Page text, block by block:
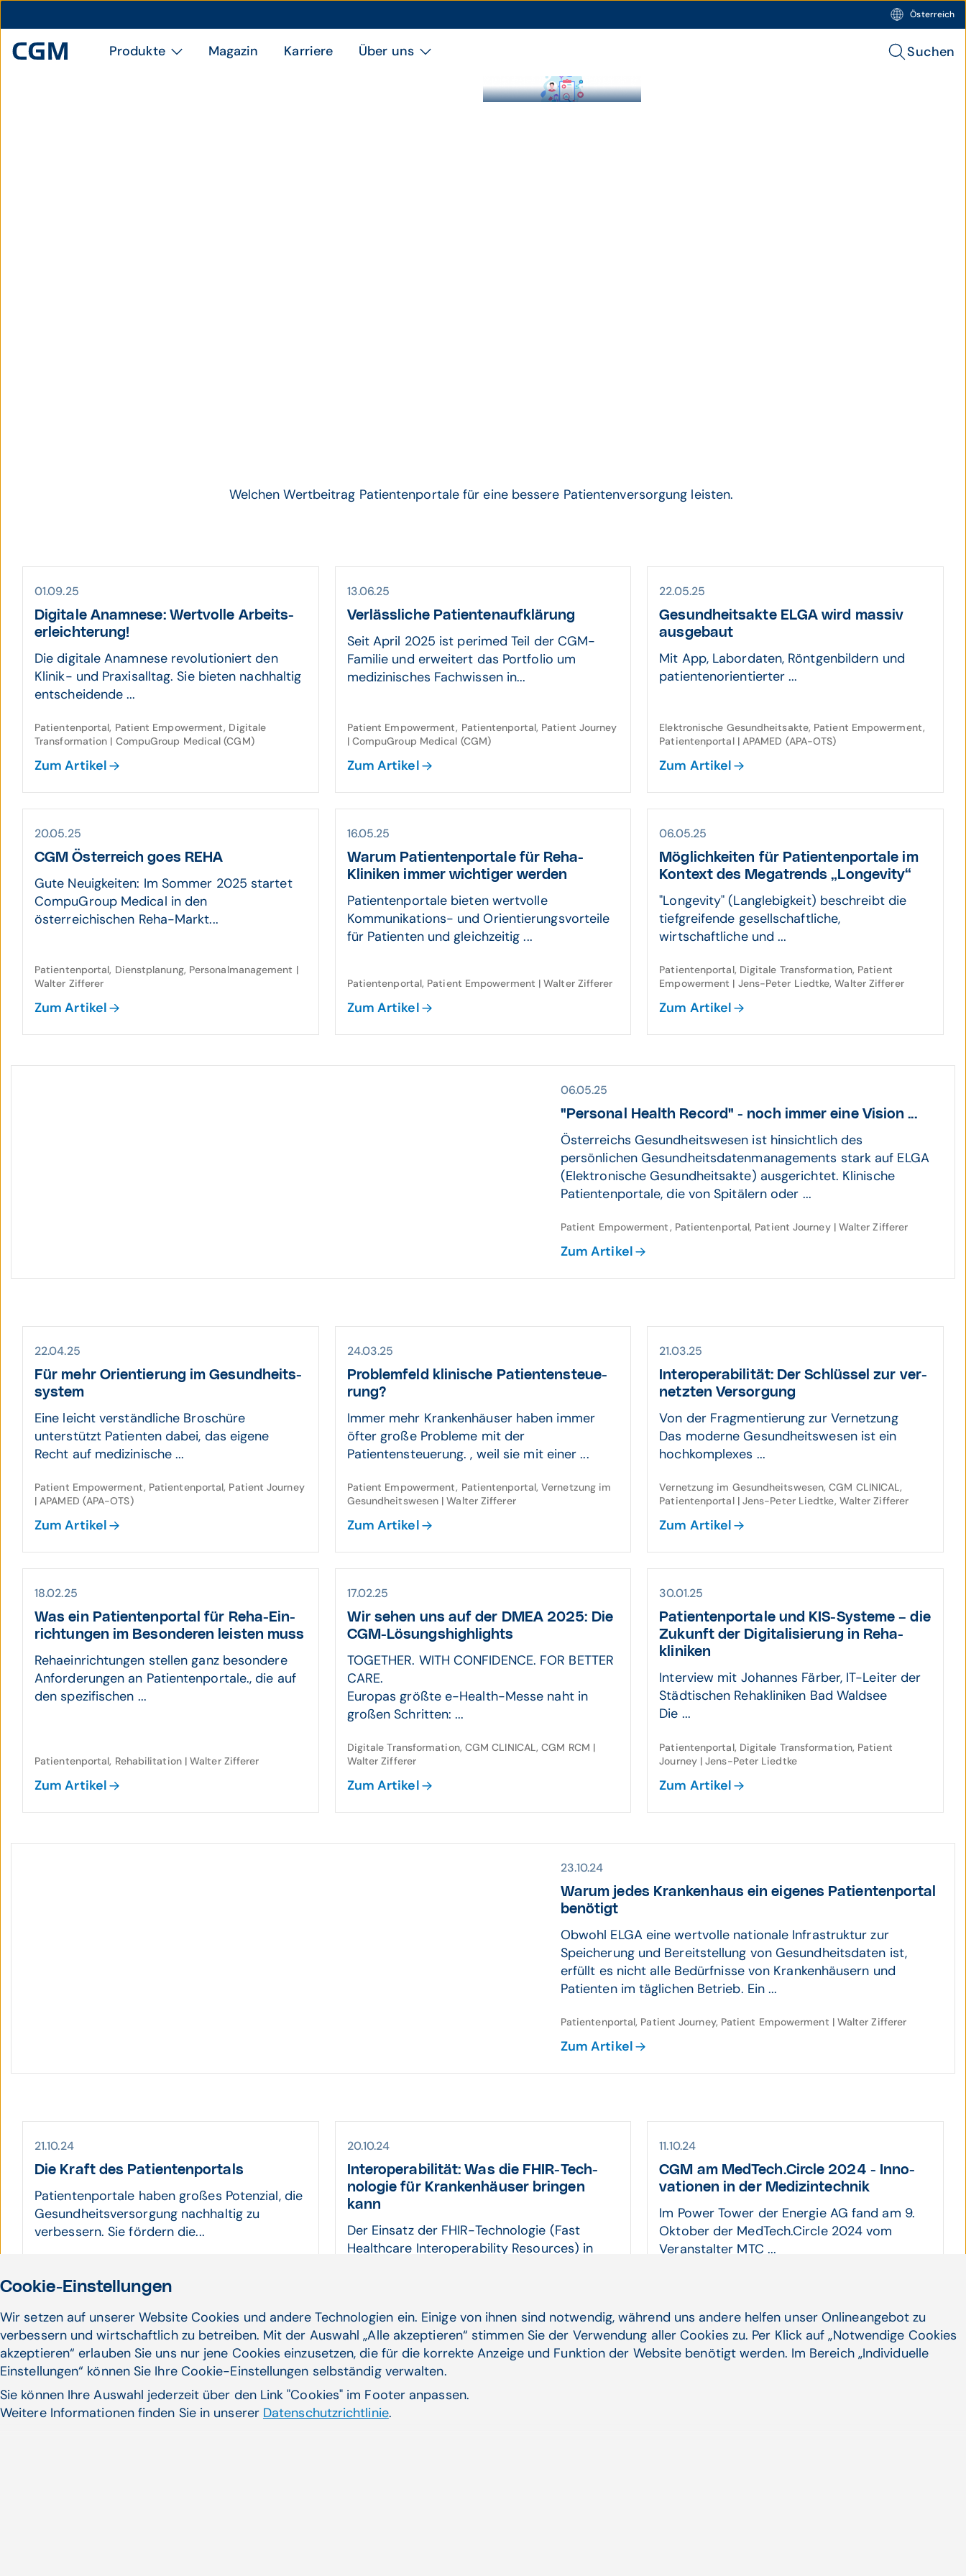
Österreich
Produkte Magazin Karriere Über uns Suchen
Symbolbild Patientenportal.
Welchen Wertbeitrag Patientenportale für eine bessere Patientenversorgung leisten.
01.09.25
Digitale Anamnese: Wert­volle Arbeits­
erleich­terung!
Die digitale Anamnese revolutioniert den
Klinik- und Praxisalltag. Sie bieten nachhaltig
entscheidende ...
Patientenportal, Patient Empowerment, Digitale
Transformation | CompuGroup Medical (CGM)
Zum Artikel
13.06.25
Verläss­liche Patienten­auf­klärung
Seit April 2025 ist perimed Teil der CGM-
Familie und erweitert das Portfolio um
medizinisches Fachwissen in...
Patient Empowerment, Patientenportal, Patient Journey
| CompuGroup Medical (CGM)
Zum Artikel
22.05.25
Gesund­heits­akte ELGA wird massiv
aus­ge­baut
Mit App, Labordaten, Röntgenbildern und
patientenorientierter ...
Elektronische Gesundheitsakte, Patient Empowerment,
Patientenportal | APAMED (APA-OTS)
Zum Artikel
20.05.25
CGM Österreich goes REHA
Gute Neuigkeiten: Im Sommer 2025 startet
CompuGroup Medical in den
österreichischen Reha-Markt...
Patientenportal, Dienstplanung, Personalmanagement |
Walter Zifferer
Zum Artikel
16.05.25
Warum Patienten­portale für Reha-
Kliniken immer wichtiger werden
Patientenportale bieten wertvolle
Kommunikations- und Orientierungsvorteile
für Patienten und gleichzeitig ...
Patientenportal, Patient Empowerment | Walter Zifferer
Zum Artikel
06.05.25
Mög­lich­keiten für Patienten­por­tale im
Kontext des Mega­trends „Long­evity“
"Longevity" (Langlebigkeit) beschreibt die
tiefgreifende gesellschaftliche,
wirtschaftliche und ...
Patientenportal, Digitale Transformation, Patient
Empowerment | Jens-Peter Liedtke, Walter Zifferer
Zum Artikel
06.05.25
"Personal Health Record" - noch immer eine Vision ...
Österreichs Gesundheitswesen ist hinsichtlich des
persönlichen Gesundheitsdatenmanagements stark auf ELGA
(Elektronische Gesundheitsakte) ausgerichtet. Klinische
Patientenportale, die von Spitälern oder ...
Patient Empowerment, Patientenportal, Patient Journey | Walter Zifferer
Zum Artikel
22.04.25
Für mehr Orien­tierung im Gesund­heits­
system
Eine leicht verständliche Broschüre
unterstützt Patienten dabei, das eigene
Recht auf medizinische ...
Patient Empowerment, Patientenportal, Patient Journey
| APAMED (APA-OTS)
Zum Artikel
24.03.25
Problem­feld klinische Patienten­steue­
rung?
Immer mehr Krankenhäuser haben immer
öfter große Probleme mit der
Patientensteuerung. , weil sie mit einer ...
Patient Empowerment, Patientenportal, Vernetzung im
Gesundheitswesen | Walter Zifferer
Zum Artikel
21.03.25
Inter­opera­bilität: Der Schlüssel zur ver­
netzten Ver­sorgung
Von der Fragmentierung zur Vernetzung
Das moderne Gesundheitswesen ist ein
hochkomplexes ...
Vernetzung im Gesundheitswesen, CGM CLINICAL,
Patientenportal | Jens-Peter Liedtke, Walter Zifferer
Zum Artikel
18.02.25
Was ein Patienten­portal für Reha-Ein­
richtungen im Besonderen leisten muss
Rehaeinrichtungen stellen ganz besondere
Anforderungen an Patientenportale., die auf
den spezifischen ...
Patientenportal, Rehabilitation | Walter Zifferer
Zum Artikel
17.02.25
Wir sehen uns auf der DMEA 2025: Die
CGM-Lösungs­high­lights
TOGETHER. WITH CONFIDENCE. FOR BETTER
CARE.
Europas größte e-Health-Messe naht in
großen Schritten: ...
Digitale Transformation, CGM CLINICAL, CGM RCM |
Walter Zifferer
Zum Artikel
30.01.25
Patienten­portale und KIS-Systeme – die
Zukunft der Digitali­sierung in Reha­
kliniken
Interview mit Johannes Färber, IT-Leiter der
Städtischen Rehakliniken Bad Waldsee
Die ...
Patientenportal, Digitale Transformation, Patient
Journey | Jens-Peter Liedtke
Zum Artikel
23.10.24
Warum jedes Kranken­haus ein eigenes Patienten­portal
benötigt
Obwohl ELGA eine wertvolle nationale Infrastruktur zur
Speicherung und Bereitstellung von Gesundheitsdaten ist,
erfüllt es nicht alle Bedürfnisse von Krankenhäusern und
Patienten im täglichen Betrieb. Ein ...
Patientenportal, Patient Journey, Patient Empowerment | Walter Zifferer
Zum Artikel
21.10.24
Die Kraft des Patienten­portals
Patientenportale haben großes Potenzial, die
Gesundheitsversorgung nachhaltig zu
verbessern. Sie fördern die...
Patientenportal, Patient Journey, Patient Empowerment
| Walter Zifferer
Zum Artikel
20.10.24
Inter­opera­bilität: Was die FHIR-Tech­
nologie für Kranken­häuser bringen
kann
Der Einsatz der FHIR-Technologie (Fast
Healthcare Interoperability Resources) in
Transformation, Integrierte Versorgung | Walter Zifferer
Zum Artikel
11.10.24
CGM am MedTech.Circle 2024 - Inno­
vationen in der Medizin­technik
Im Power Tower der Energie AG fand am 9.
Oktober der MedTech.Circle 2024 vom
Veranstalter MTC ...
Patient Empowerment | Walter Zifferer
Zum Artikel
02.08.24 24.07.24
Cookie-Einstellungen
Wir setzen auf unserer Website Cookies und andere Technologien ein. Einige von ihnen sind notwendig, während uns andere helfen unser Onlineangebot zu
verbessern und wirtschaftlich zu betreiben. Mit der Auswahl „Alle akzeptieren“ stimmen Sie der Verwendung aller Cookies zu. Per Klick auf „Notwendige Cookies
akzeptieren“ erlauben Sie uns nur jene Cookies einzusetzen, die für die korrekte Anzeige und Funktion der Website benötigt werden. Im Bereich „Individuelle
Einstellungen“ können Sie Ihre Cookie-Einstellungen selbständig verwalten.
Sie können Ihre Auswahl jederzeit über den Link "Cookies" im Footer anpassen.
Weitere Informationen finden Sie in unserer Datenschutzrichtlinie.